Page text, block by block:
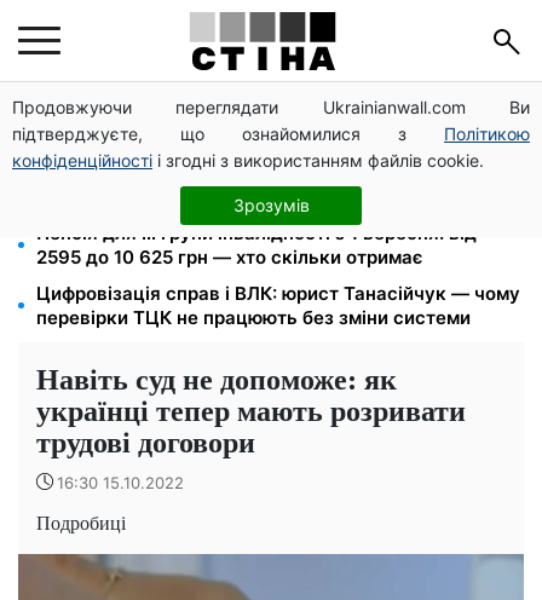
Продовжуючи переглядати Ukrainianwall.com Ви
підтверджуєте, що ознайомилися з Політикою
конфіденційності і згодні з використанням файлів cookie.
Зрозумів
Звільнені з полону безплатно відновлять
посвідчення водія: умови від МВС
26 000 підписів — Зеленський доручив РНБО
позбавляти водіїв прав за систематичні порушення
Пенсія для III групи інвалідності з 1 вересня: від
2595 до 10 625 грн — хто скільки отримає
Цифровізація справ і ВЛК: юрист Танасійчук — чому
перевірки ТЦК не працюють без зміни системи
Навіть суд не допоможе: як
українці тепер мають розривати
трудові договори
16:30 15.10.2022
Подробиці